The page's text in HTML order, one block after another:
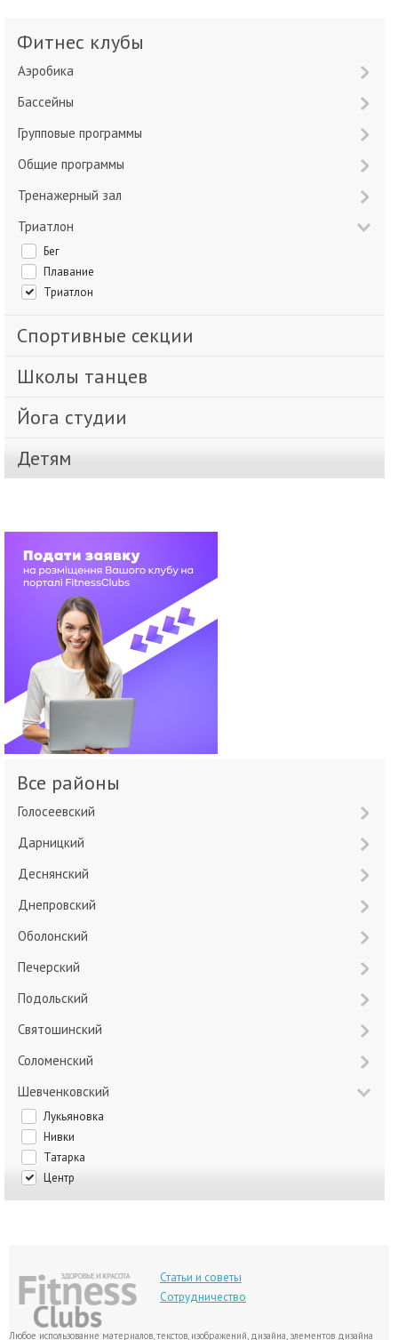
Фитнес клубы
Аэробика
Бассейны
Групповые программы
Общие программы
Тренажерный зал
Триатлон
Бег
Плавание
Триатлон
Спортивные секции
Школы танцев
Йога студии
Детям
Все районы
Голосеевский
Дарницкий
Деснянский
Днепровский
Оболонский
Печерский
Подольский
Святошинский
Соломенский
Шевченковский
Лукьяновка
Нивки
Татарка
Центр
Статьи и советы
Сотрудничество
Любое использование материалов, текстов, изображений, дизайна, элементов дизайна